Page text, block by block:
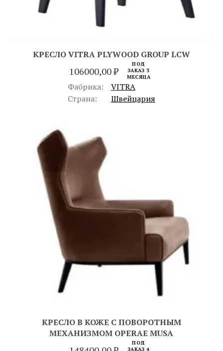
КРЕСЛО VITRA PLYWOOD GROUP LCW
106000,00₽
ПОД
ЗАКАЗ 3
МЕСЯЦА
Фабрика:
VITRA
Страна:
Швейцария
КРЕСЛО В КОЖЕ С ПОВОРОТНЫМ
МЕХАНИЗМОМ OPERAE MUSA
ПОД
ЗАКАЗ 4